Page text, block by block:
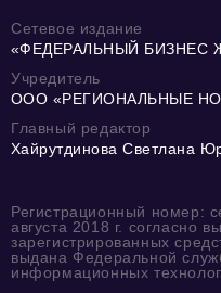
Сетевое издание
«ФЕДЕРАЛЬНЫЙ БИЗНЕС
Учредитель
ООО «РЕГИОНАЛЬНЫЕ
Главный редактор
Хайрутдинова Светлана
Регистрационный номер:
августа 2018 г. согласно
зарегистрированных
выдана Федеральной
информационных